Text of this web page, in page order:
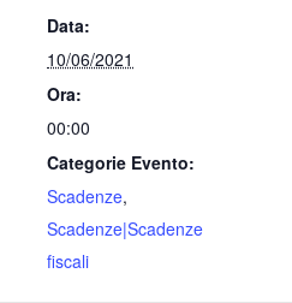
Data:
10/06/2021
Ora:
00:00
Categorie Evento:
Scadenze,
Scadenze|Scadenze
fiscali